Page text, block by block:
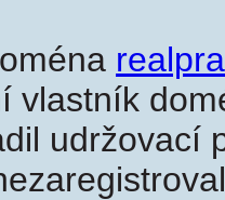
vlastník
udržovací